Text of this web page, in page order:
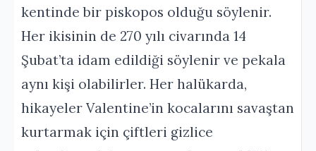
kentinde bir piskopos olduğu söylenir.
Her ikisinin de 270 yılı civarında 14
Şubat’ta idam edildiği söylenir ve pekala
aynı kişi olabilirler. Her halükarda,
hikayeler Valentine’in kocalarını savaştan
kurtarmak için çiftleri gizlice